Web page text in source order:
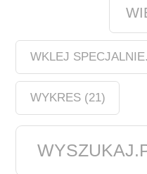
WKLEJ
WYKRES(21)